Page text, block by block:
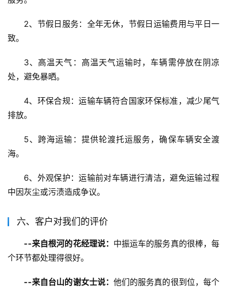
2、节假日服务：全年无休，节假日运输费用与平日一
致。
3、高温天气：高温天气运输时，车辆需停放在阴凉
处，避免暴晒。
4、环保合规：运输车辆符合国家环保标准，减少尾气
排放。
5、跨海运输：提供轮渡托运服务，确保车辆安全渡
海。
6、外观保护：运输前对车辆进行清洁，避免运输过程
中因灰尘或污渍造成争议。
六、客户对我们的评价
--来自根河的花经理说： 中振运车的服务真的很棒，每
个环节都处理得很好。
--来自台山的谢女士说： 他们的服务真的很到位，每个